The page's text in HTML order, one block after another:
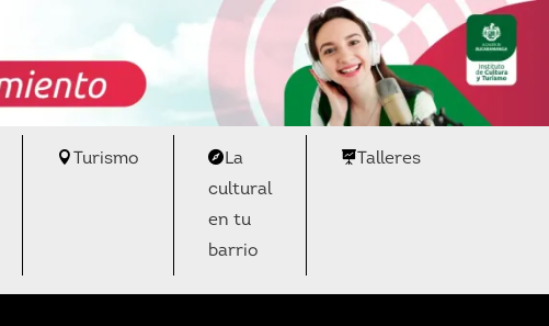
Turismo
La
cultural
en tu
barrio
Talleres